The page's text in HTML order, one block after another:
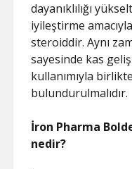
dayanıklılığı
iyileştirme
steroiddir. Aynı
sayesinde kas
kullanımıyla
bulundurulmalıdır.
İron Pharma
nedir?